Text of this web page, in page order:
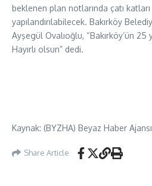
beklenen plan notlarında çatı
yapılandırılabilecek. Bakırköy
Ayşegül Ovalıoğlu, “Bakırköy’ün 25
Hayırlı olsun” dedi.
Kaynak: (BYZHA) Beyaz Haber Ajansı
Share Article